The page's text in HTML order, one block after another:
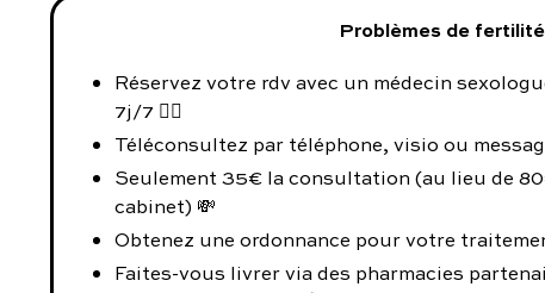
Problèmes de
Réservez votre rdv avec un médecin
7j/7 👨‍⚕️
Téléconsultez par téléphone, visio ou
Seulement 35€ la consultation (au lieu de
cabinet) 💸
Obtenez une ordonnance pour votre
Faites-vous livrer via des pharmacies